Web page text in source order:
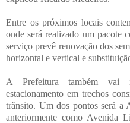
Entre os próximos locais
onde será realizado um pacote
serviço prevê renovação dos
horizontal e vertical e
A Prefeitura também vai
estacionamento em trechos
trânsito. Um dos pontos será a
anteriormente como Avenida